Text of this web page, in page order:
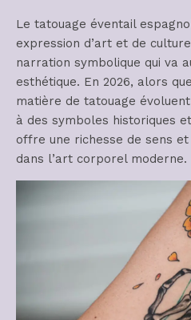
Le tatouage éventail
expression d’art et de
narration symbolique qui va
esthétique. En 2026, alors
matière de tatouage
à des symboles historiques
offre une richesse de sens
dans l’art corporel moderne.